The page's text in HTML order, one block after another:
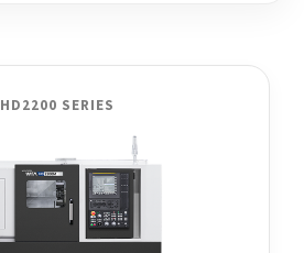
HD2200 SERIES